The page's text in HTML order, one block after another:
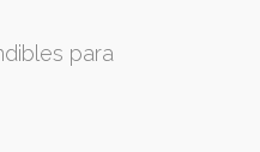
para